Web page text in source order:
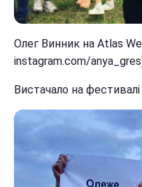
Олег Винник на Atlas
instagram.com/
Вистачало на